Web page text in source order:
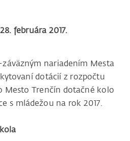
februára 2017.
nariadením Mesta
dotácií z rozpočtu
Mesto Trenčín dotačné kolo
s mládežou na rok 2017.